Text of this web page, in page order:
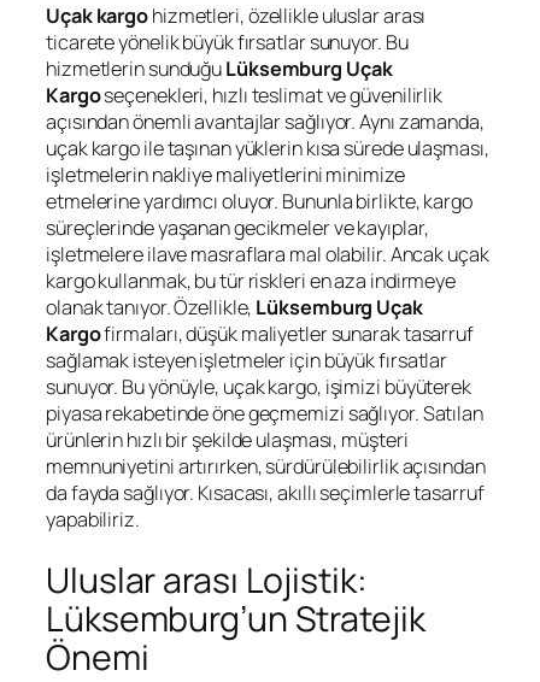
Uçak kargohizmetleri, özellikle uluslar arası
ticarete yönelik büyük fırsatlar sunuyor. Bu
hizmetlerin sunduğuLüksemburg Uçak
Kargoseçenekleri, hızlı teslimat ve güvenilirlik
açısından önemli avantajlar sağlıyor. Aynı zamanda,
uçak kargo ile taşınan yüklerin kısa sürede ulaşması,
işletmelerin nakliye maliyetlerini minimize
etmelerine yardımcı oluyor. Bununla birlikte, kargo
süreçlerinde yaşanan gecikmeler ve kayıplar,
işletmelere ilave masraflara mal olabilir. Ancak uçak
kargo kullanmak, bu tür riskleri en aza indirmeye
olanak tanıyor. Özellikle, Lüksemburg Uçak
Kargofirmaları, düşük maliyetler sunarak tasarruf
sağlamak isteyen işletmeler için büyük fırsatlar
sunuyor. Bu yönüyle, uçak kargo, işimizi büyüterek
piyasa rekabetinde öne geçmemizi sağlıyor. Satılan
ürünlerin hızlı bir şekilde ulaşması, müşteri
memnuniyetini artırırken, sürdürülebilirlik açısından
da fayda sağlıyor. Kısacası, akıllı seçimlerle tasarruf
yapabiliriz.
Uluslar arası Lojistik:
Lüksemburg’un Stratejik
Önemi